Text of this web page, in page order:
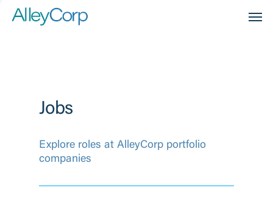
Jobs
Explore roles at AlleyCorp portfolio
companies